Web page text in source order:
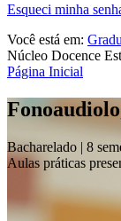
Esqueci minha
Você está em:
Núcleo Docence
Página Inicial
Bacharelado | 8
Aulas práticas